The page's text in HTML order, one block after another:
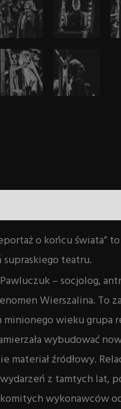
o końcu świata”
teatru.
– socjolog,
Wierszalina. To
wieku grupa
wybudować
materiał źródłowy.
z tamtych lat,
wykonawców